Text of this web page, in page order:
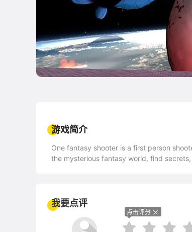
游戏简介
One fantasy shooter is a first person
the mysterious fantasy world, find
我要点评
点击评分